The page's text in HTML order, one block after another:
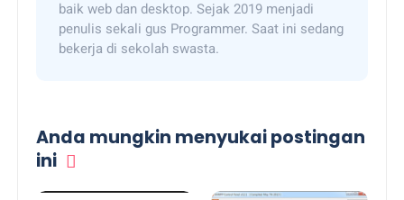
baik web dan desktop. Sejak 2019 menjadi
penulis sekali gus Programmer. Saat ini sedang
bekerja di sekolah swasta.
Anda mungkin menyukai postingan
ini